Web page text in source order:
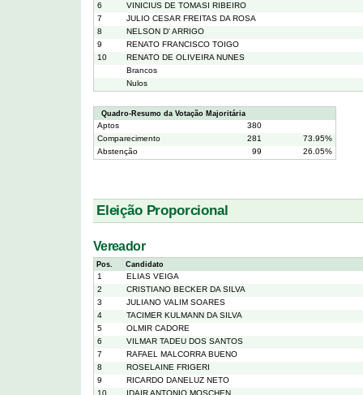
6
VINICIUS DE TOMASI RIBEIRO
7
JULIO CESAR FREITAS DA ROSA
8
NELSON D' ARRIGO
9
RENATO FRANCISCO TOIGO
10
RENATO DE OLIVEIRA NUNES
Brancos
Nulos
Quadro-Resumo da Votação Majoritária
Aptos
380
Comparecimento
281
73.95%
Abstenção
99 26.05%
Eleição Proporcional
Vereador
Pos. Candidato
1
ELIAS VEIGA
2
CRISTIANO BECKER DA SILVA
3
JULIANO VALIM SOARES
4
TACIMER KULMANN DA SILVA
5
OLMIR CADORE
6
VILMAR TADEU DOS SANTOS
7
RAFAEL MALCORRA BUENO
8
ROSELAINE FRIGERI
9
RICARDO DANELUZ NETO
10
IDAIR ANTONIO MOSCHEN